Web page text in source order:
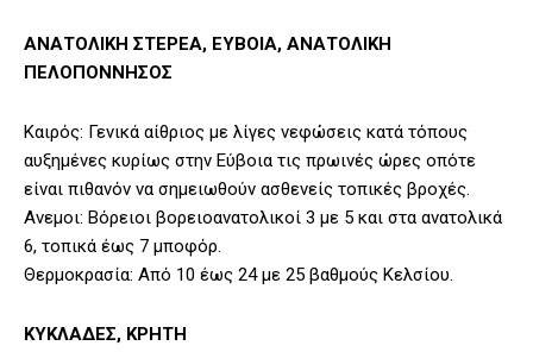
ΑΝΑΤΟΛΙΚΗ ΣΤΕΡΕΑ, ΕΥΒΟΙΑ, ΑΝΑΤΟΛΙΚΗ
ΠΕΛΟΠΟΝΝΗΣΟΣ
Καιρός: Γενικά αίθριος με λίγες νεφώσεις κατά τόπους
αυξημένες κυρίως στην Εύβοια τις πρωινές ώρες οπότε
είναι πιθανόν να σημειωθούν ασθενείς τοπικές βροχές.
Ανεμοι: Βόρειοι βορειοανατολικοί 3 με 5 και στα ανατολικά
6, τοπικά έως 7 μποφόρ.
Θερμοκρασία: Από 10 έως 24 με 25 βαθμούς Κελσίου.
ΚΥΚΛΑΔΕΣ, ΚΡΗΤΗ